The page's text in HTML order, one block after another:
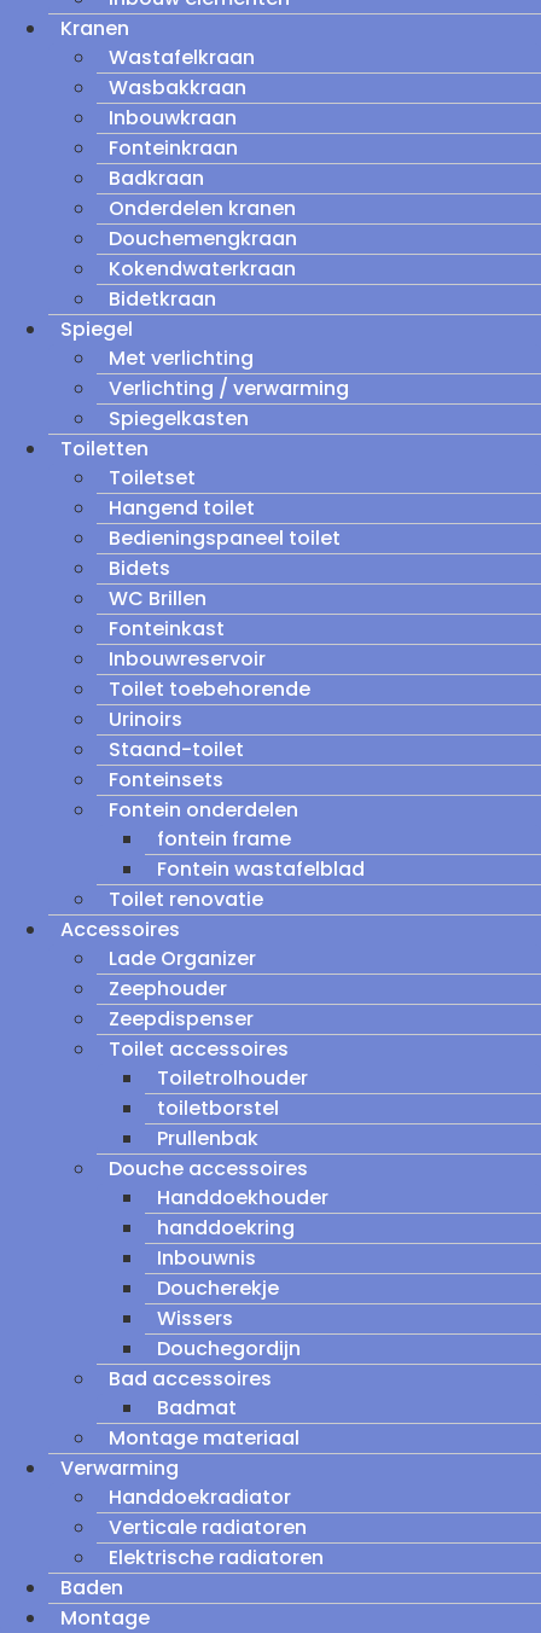
Kranen
Wastafelkraan
Wasbakkraan
Inbouwkraan
Fonteinkraan
Badkraan
Onderdelen kranen
Douchemengkraan
Kokendwaterkraan
Bidetkraan
Spiegel
Met verlichting
Verlichting / verwarming
Spiegelkasten
Toiletten
Toiletset
Hangend toilet
Bedieningspaneel toilet
Bidets
WC Brillen
Fonteinkast
Inbouwreservoir
Toilet toebehorende
Urinoirs
Staand-toilet
Fonteinsets
Fontein onderdelen
fontein frame
Fontein wastafelblad
Toilet renovatie
Accessoires
Lade Organizer
Zeephouder
Zeepdispenser
Toilet accessoires
Toiletrolhouder
toiletborstel
Prullenbak
Douche accessoires
Handdoekhouder
handdoekring
Inbouwnis
Doucherekje
Wissers
Douchegordijn
Bad accessoires
Badmat
Montage materiaal
Verwarming
Handdoekradiator
Verticale radiatoren
Elektrische radiatoren
Baden
Montage